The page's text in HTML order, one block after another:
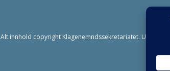
Alt innhold copyright Klagenemndssekretariatet. Utviklet av: